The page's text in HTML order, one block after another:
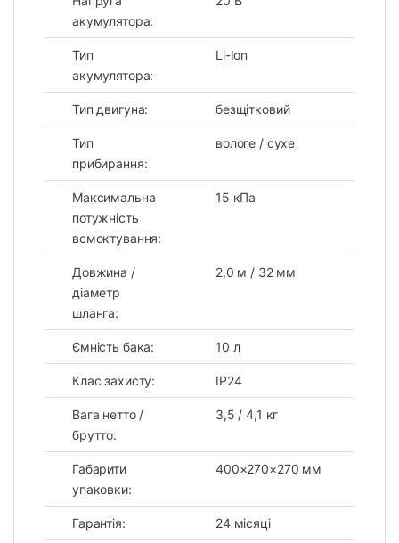
акумулятора:
Тип
акумулятора:
Li-Ion
Тип двигуна: безщітковий
Тип
прибирання:
вологе / сухе
Максимальна
потужність
всмоктування:
15 кПа
Довжина /
діаметр
шланга:
2,0 м / 32 мм
Ємність бака: 10 л
Клас захисту: IP24
Вага нетто /
брутто:
3,5 / 4,1 кг
Габарити
упаковки:
400×270×270 мм
Гарантія: 24 місяці